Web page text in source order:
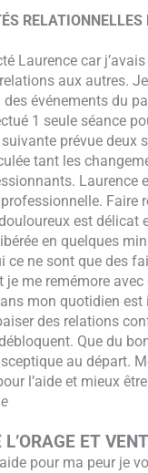
RELATIONNELLES
Laurence car
aux autres.
des événements du
1 seule séance
suivante prévue deux
tant les
Laurence
professionnelle. Faire
est délicat
en quelques
ce ne sont que des
je me remémore
mon quotidien est
des relations
Que du
sceptique au départ.
l’aide et mieux
L’ORAGE ET
pour ma peur je